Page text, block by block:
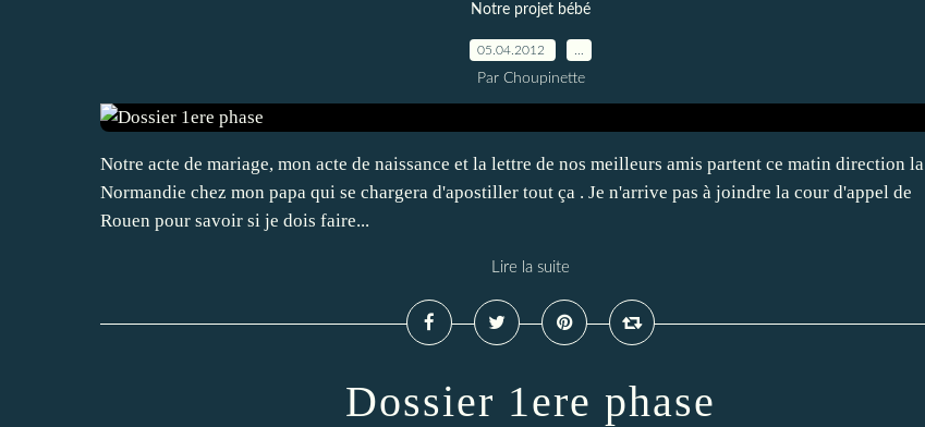
Notre projet bébé
05.04.2012
Par Choupinette
Notre acte de mariage, mon acte de naissance et la lettre de nos meilleurs amis partent ce matin direction la
Normandie chez mon papa qui se chargera d'apostiller tout ça . Je n'arrive pas à joindre la cour d'appel de
Rouen pour savoir si je dois faire...
Lire la suite
Dossier 1ere phase